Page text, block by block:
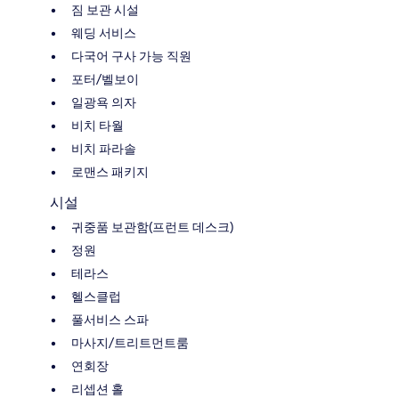
짐 보관 시설
웨딩 서비스
다국어 구사 가능 직원
포터/벨보이
일광욕 의자
비치 타월
비치 파라솔
로맨스 패키지
시설
귀중품 보관함(프런트 데스크)
정원
테라스
헬스클럽
풀서비스 스파
마사지/트리트먼트룸
연회장
리셉션 홀